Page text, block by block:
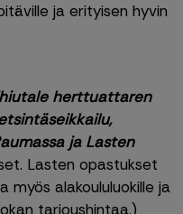
ja erityisen hyvin
herttuattaren
ja Lasten
Lasten opastukset
myös alakoululuokille ja
tarjoushintaa.)